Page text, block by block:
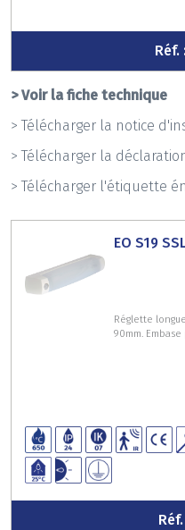
Réf.
> Voir la fiche technique
> Télécharger la notice
> Télécharger la
> Télécharger l'étiquette
EO S19
Réglette
90mm.